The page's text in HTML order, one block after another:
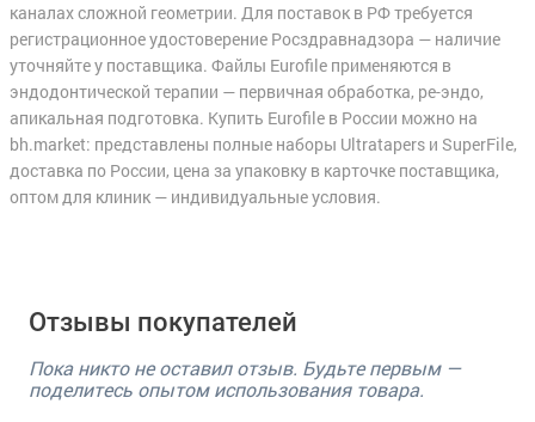
каналах сложной геометрии. Для поставок в РФ требуется
регистрационное удостоверение Росздравнадзора — наличие
уточняйте у поставщика. Файлы Eurofile применяются в
эндодонтической терапии — первичная обработка, ре-эндо,
апикальная подготовка. Купить Eurofile в России можно на
bh.market: представлены полные наборы Ultratapers и SuperFile,
доставка по России, цена за упаковку в карточке поставщика,
оптом для клиник — индивидуальные условия.
Отзывы покупателей
Пока никто не оставил отзыв. Будьте первым —
поделитесь опытом использования товара.